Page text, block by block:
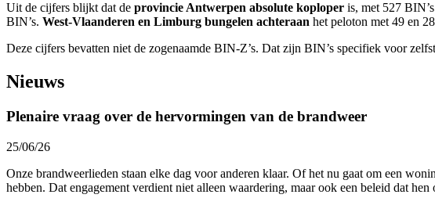
Uit de cijfers blijkt dat de provincie Antwerpen absolute koploper is, met 527
BIN’s. West-Vlaanderen en Limburg bungelen achteraan het peloton met 49 en
Deze cijfers bevatten niet de zogenaamde BIN-Z’s. Dat zijn BIN’s specifiek voor
Nieuws
Plenaire vraag over de hervormingen van de brandweer
25/06/26
Onze brandweerlieden staan elke dag voor anderen klaar. Of het nu gaat om een
hebben. Dat engagement verdient niet alleen waardering, maar ook een beleid dat hen